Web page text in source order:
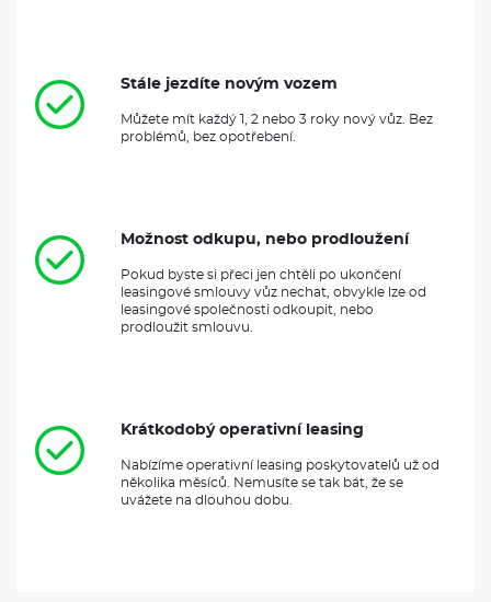
Stále jezdíte novým vozem
Můžete mít každý 1, 2 nebo 3 roky nový vůz. Bez
problémů, bez opotřebení.
Možnost odkupu, nebo prodloužení
Pokud byste si přeci jen chtěli po ukončení
leasingové smlouvy vůz nechat, obvykle lze od
leasingové společnosti odkoupit, nebo
prodloužit smlouvu.
Krátkodobý operativní leasing
Nabízíme operativní leasing poskytovatelů už od
několika měsíců. Nemusíte se tak bát, že se
uvážete na dlouhou dobu.